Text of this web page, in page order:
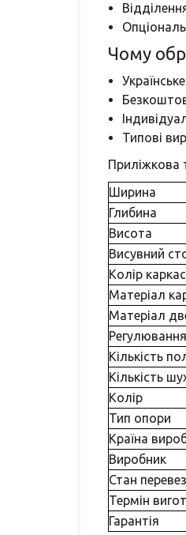
Чому
Типові
Приліжкова
Ширина
Глибина
Висота
Висувний
Колір
Матеріал
Матеріал
Кількість
Кількість
Колір
Тип опори
Країна
Виробник
Стан
Термін
Гарантія